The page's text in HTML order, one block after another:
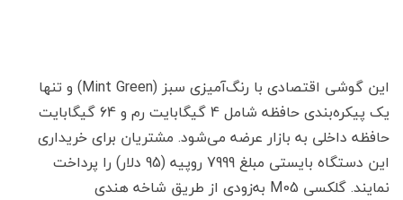
این گوشی اقتصادی با رنگ‌آمیزی سبز (Mint Green) و تنها
یک پیکره‌بندی حافظه شامل 4 گیگابایت رم و 64 گیگابایت
حافظه داخلی به بازار عرضه می‌شود. مشتریان برای خریداری
این دستگاه بایستی مبلغ 7999 روپیه (95 دلار) را پرداخت
نمایند. گلکسی M05 به‌زودی از طریق شاخه هندی